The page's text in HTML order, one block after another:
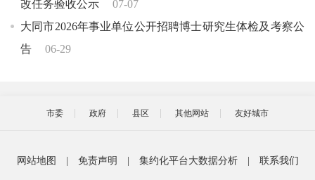
改任务验收公示
07-07
大同市2026年事业单位公开招聘博士研究生体检及考察公
告
06-29
市委 政府 县区 其他网站 友好城市
网站地图 免责声明 集约化平台大数据分析 联系我们